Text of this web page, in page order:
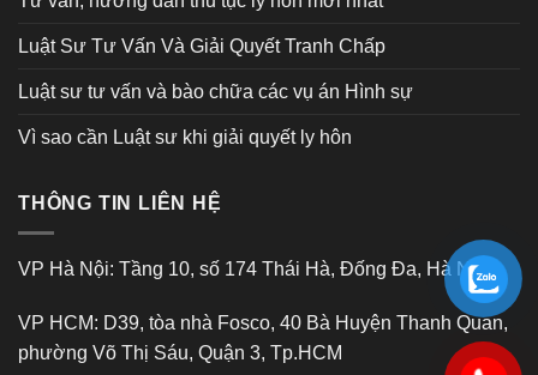
Luật Sư Tư Vấn Và Giải Quyết Tranh Chấp
Luật sư tư vấn và bào chữa các vụ án Hình sự
Vì sao cần Luật sư khi giải quyết ly hôn
THÔNG TIN LIÊN HỆ
VP Hà Nội: Tầng 10, số 174 Thái Hà, Đống Đa, Hà Nội
VP HCM: D39, tòa nhà Fosco, 40 Bà Huyện Thanh Quan,
phường Võ Thị Sáu, Quận 3, Tp.HCM